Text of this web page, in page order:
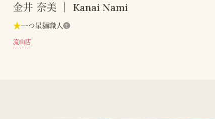
金井 奈美 Kanai Nami
★一つ星麺職人 ?
流山店